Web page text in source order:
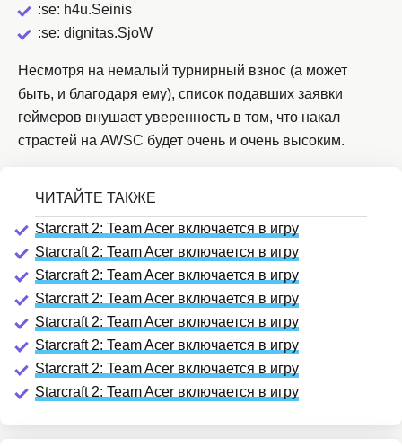
:se: h4u.Seinis
:se: dignitas.SjoW
Несмотря на немалый турнирный взнос (а может
быть, и благодаря ему), список подавших заявки
геймеров внушает уверенность в том, что накал
страстей на AWSC будет очень и очень высоким.
Starcraft 2: Team Acer включается в игру
Starcraft 2: Team Acer включается в игру
Starcraft 2: Team Acer включается в игру
Starcraft 2: Team Acer включается в игру
Starcraft 2: Team Acer включается в игру
Starcraft 2: Team Acer включается в игру
Starcraft 2: Team Acer включается в игру
Starcraft 2: Team Acer включается в игру